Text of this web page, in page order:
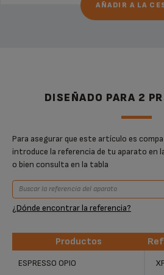
AÑADIR A LA
DISEÑADO PARA 2
Para asegurar que este artículo es
introduce la referencia de tu aparato en
o bien consulta en la tabla
¿Dónde encontrar la referencia?
Productos
ESPRESSO OPIO